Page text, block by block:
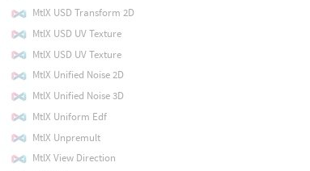
MtlX USD Transform 2D
MtlX USD UV Texture
MtlX USD UV Texture
MtlX Unified Noise 2D
MtlX Unified Noise 3D
MtlX Uniform Edf
MtlX Unpremult
MtlX View Direction